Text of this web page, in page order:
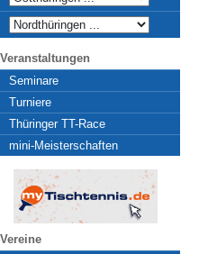
Veranstaltungen
Seminare
Turniere
Thüringer TT-Race
mini-Meisterschaften
Vereine